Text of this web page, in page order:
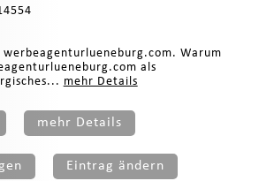
Warum
als
mehr Details
mehr Details
Eintrag ändern